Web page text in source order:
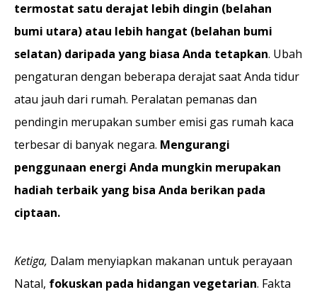
termostat satu derajat lebih dingin (belahan
bumi utara) atau lebih hangat (belahan bumi
selatan) daripada yang biasa Anda tetapkan. Ubah
pengaturan dengan beberapa derajat saat Anda tidur
atau jauh dari rumah. Peralatan pemanas dan
pendingin merupakan sumber emisi gas rumah kaca
terbesar di banyak negara. Mengurangi
penggunaan energi Anda mungkin merupakan
hadiah terbaik yang bisa Anda berikan pada
ciptaan.
Ketiga, Dalam menyiapkan makanan untuk perayaan
Natal, fokuskan pada hidangan vegetarian. Fakta